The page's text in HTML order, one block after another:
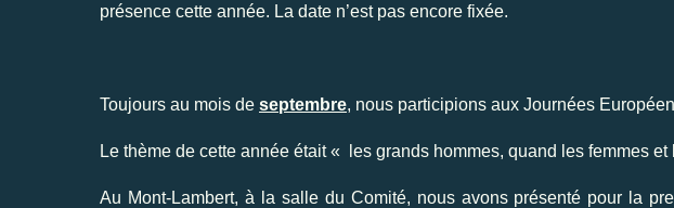
présence cette année. La date n’est pas encore fixée.
Toujours au mois de septembre, nous participions aux Journées
Le thème de cette année était « les grands hommes, quand les femmes
Au Mont-Lambert, à la salle du Comité, nous avons présenté pour la